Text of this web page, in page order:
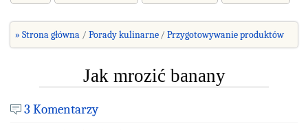
» Strona główna Porady kulinarne Przygotowywanie produktów
Jak mrozić banany
3 Komentarzy